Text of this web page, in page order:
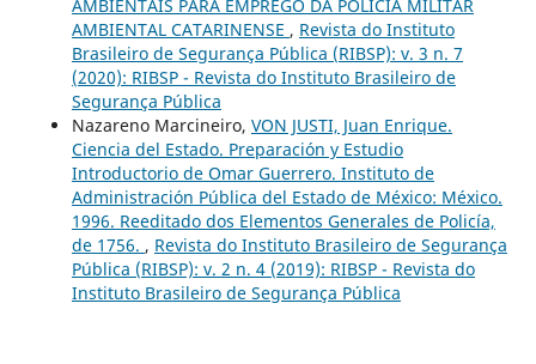
AMBIENTAIS PARA EMPREGO DA POLÍCIA MILITAR
AMBIENTAL CATARINENSE , Revista do Instituto
Brasileiro de Segurança Pública (RIBSP): v. 3 n. 7
(2020): RIBSP - Revista do Instituto Brasileiro de
Segurança Pública
Nazareno Marcineiro, VON JUSTI, Juan Enrique.
Ciencia del Estado. Preparación y Estudio
Introductorio de Omar Guerrero. Instituto de
Administración Pública del Estado de México: México.
1996. Reeditado dos Elementos Generales de Policía,
de 1756. , Revista do Instituto Brasileiro de Segurança
Pública (RIBSP): v. 2 n. 4 (2019): RIBSP - Revista do
Instituto Brasileiro de Segurança Pública